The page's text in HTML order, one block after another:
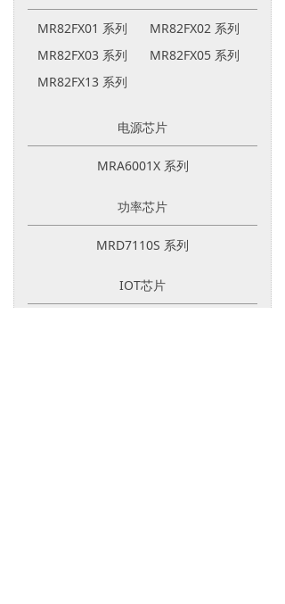
MR82FX01 系列
MR82FX02 系列
MR82FX05 系列
MR82FX03 系列
MR82FX13 系列
电源芯片
MRA6001X 系列
MRD7110S 系列
功率芯片
IOT芯片